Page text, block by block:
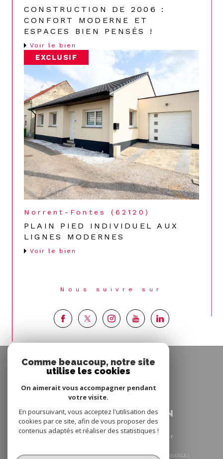
CONSTRUCTION DE 2006 :
CONFORT MODERNE ET
ESPACES BIEN PENSÉS !
Voir le bien
EXCLUSIF
Norrent-Fontes (62120)
PLAIN PIED INDIVIDUEL AUX
LIGNES MODERNES
Voir le bien
Nous suivre sur
Espace
PROPRIÉTAIRE
Se connecter
© 2026 | TOUS DROITS RÉSERVÉS | TRADUCTION POWERED BY GOOGLE |
Comme beaucoup, notre site
utilise les cookies
On aimerait vous accompagner pendant
votre visite.
En poursuivant, vous acceptez l'utilisation des
cookies par ce site, afin de vous proposer des
contenus adaptés et réaliser des statistiques !